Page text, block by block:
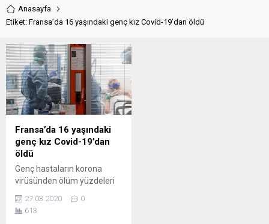
Anasayfa
Etiket: Fransa’da 16 yaşındaki genç kız Covid-19’dan öldü
Fransa’da 16 yaşındaki
genç kız Covid-19’dan
öldü
Genç hastaların korona
virüsünden ölüm yüzdeleri
hastalığı olmayan 16
yaşındaki genç kız Covid-
27.03.2020
0
613